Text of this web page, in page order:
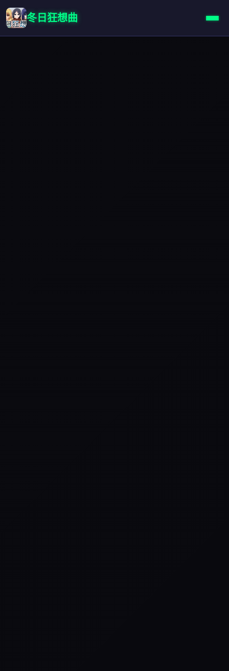
冬日狂想曲